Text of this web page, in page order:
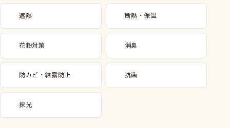
遮熱 断熱・保温
花粉対策 消臭
防カビ・結露防止 抗菌
採光